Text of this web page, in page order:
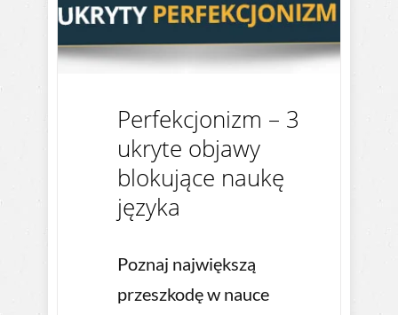
Perfekcjonizm – 3
ukryte objawy
blokujące naukę
języka
Poznaj największą
przeszkodę w nauce